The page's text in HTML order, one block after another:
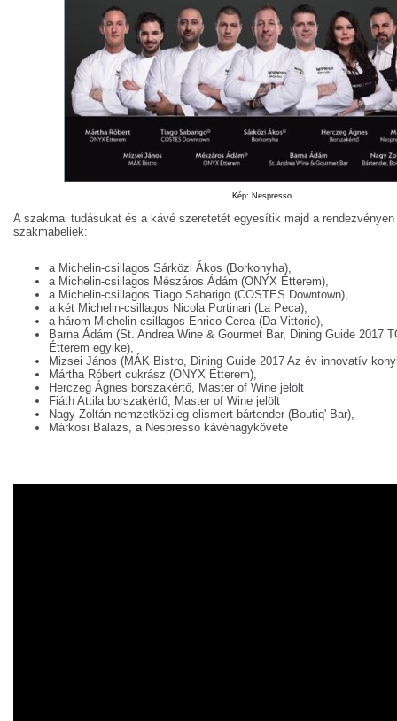
Kép: Nespresso
A szakmai tudásukat és a kávé szeretetét egyesítik majd a rendezvényen
szakmabeliek:
a Michelin-csillagos Sárközi Ákos (Borkonyha),
a Michelin-csillagos Mészáros Ádám (ONYX Étterem),
a Michelin-csillagos Tiago Sabarigo (COSTES Downtown),
a két Michelin-csillagos Nicola Portinari (La Peca),
a három Michelin-csillagos Enrico Cerea (Da Vittorio),
Barna Ádám (St. Andrea Wine & Gourmet Bar, Dining Guide 2017
Étterem egyike),
Mizsei János (MÁK Bistro, Dining Guide 2017 Az év innovatív
Mártha Róbert cukrász (ONYX Étterem),
Herczeg Ágnes borszakértő, Master of Wine jelölt
Fiáth Attila borszakértő, Master of Wine jelölt
Nagy Zoltán nemzetközileg elismert bártender (Boutiq' Bar),
Márkosi Balázs, a Nespresso kávénagykövete